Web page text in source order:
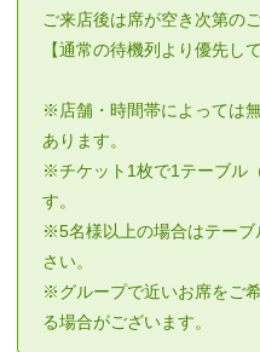
ご来店後は席が空き次第の
【通常の待機列より優先し
※店舗・時間帯によっては
あります。
※チケット1枚で1テーブル
す。
※5名様以上の場合はテー
さい。
※グループで近いお席をご
る場合がございます。